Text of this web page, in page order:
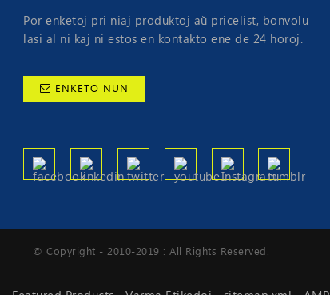
Por enketoj pri niaj produktoj aŭ pricelist, bonvolu
lasi al ni kaj ni estos en kontakto ene de 24 horoj.
ENKETO NUN
© Copyright - 2010-2019 : All Rights Reserved.